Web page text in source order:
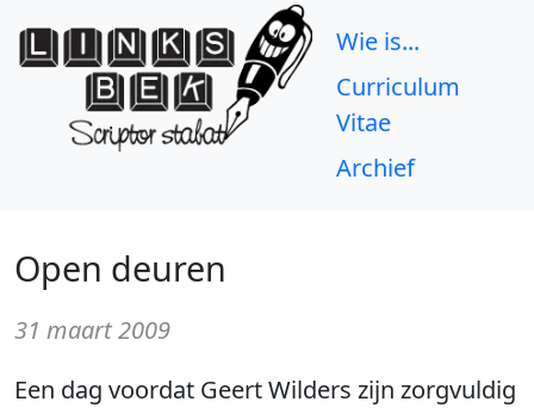
Wie is...
Curriculum
Vitae
Archief
Open deuren
31 maart 2009
Een dag voordat Geert Wilders zijn zorgvuldig